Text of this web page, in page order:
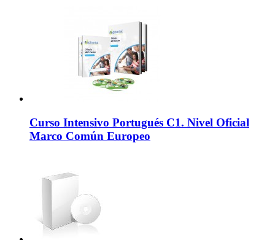
Curso Intensivo Portugués C1. Nivel Oficial
Marco Común Europeo